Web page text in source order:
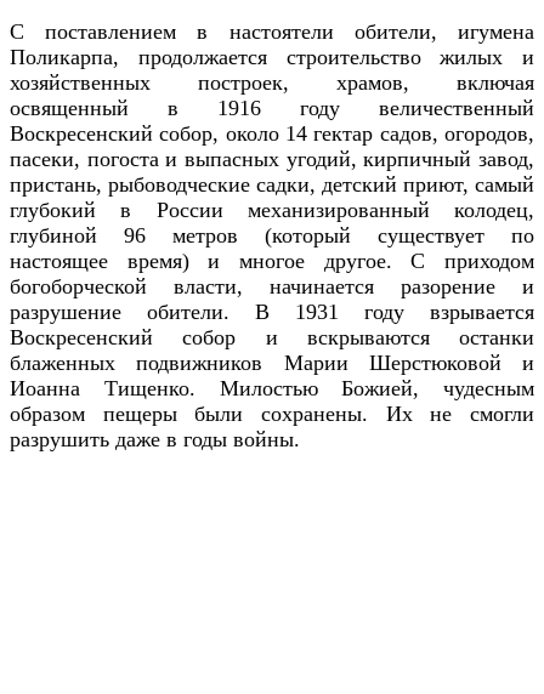
С поставлением в настоятели обители, игумена
Поликарпа, продолжается строительство жилых и
хозяйственных построек, храмов, включая
освященный в 1916 году величественный
Воскресенский собор, около 14 гектар садов, огородов,
пасеки, погоста и выпасных угодий, кирпичный завод,
пристань, рыбоводческие садки, детский приют, самый
глубокий в России механизированный колодец,
глубиной 96 метров (который существует по
настоящее время) и многое другое. С приходом
богоборческой власти, начинается разорение и
разрушение обители. В 1931 году взрывается
Воскресенский собор и вскрываются останки
блаженных подвижников Марии Шерстюковой и
Иоанна Тищенко. Милостью Божией, чудесным
образом пещеры были сохранены. Их не смогли
разрушить даже в годы войны.